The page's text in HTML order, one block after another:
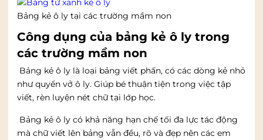
Bảng kẻ ô ly tại các trường mầm non
Công dụng của bảng kẻ ô ly trong
các trường mầm non
Bảng kẻ ô ly là loại bảng viết phấn, có các dòng kẻ nhỏ
như quyển vở ô ly. Giúp bé thuận tiện trong việc tập
viết, rèn luyện nét chữ tại lớp học.
Bảng kẻ ô ly có khả năng hạn chế tối đa lực tác động
mà chữ viết lên bảng vẫn đều, rõ và đẹp nên các em